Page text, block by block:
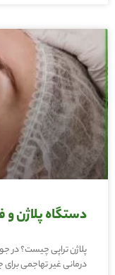
دستگاه پلاژن و
پلاژن تراپی چیست؟ در
درمانی غیر تهاجمی